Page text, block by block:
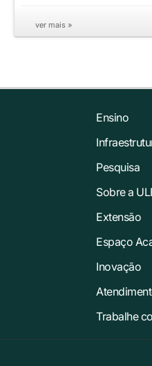
ver mais »
Ensino
Pesquisa
Sobre a
Extensão
Espaço
Inovação
Trabalhe